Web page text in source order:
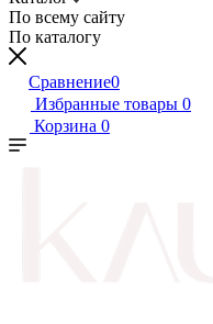
По всему сайту
По каталогу
Сравнение0
Избранные товары 0
Корзина 0